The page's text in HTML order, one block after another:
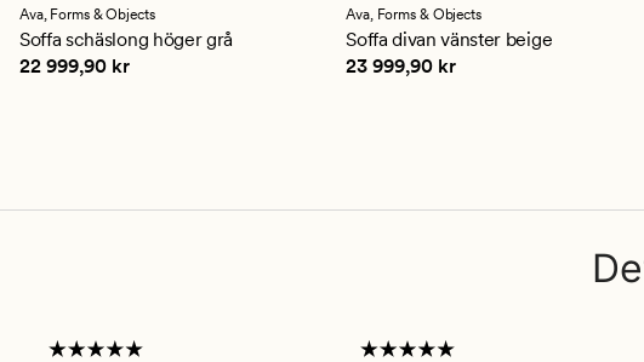
Ava, Forms & Objects
Soffa schäslong höger grå
Pris 22 999,90 kr
22 999,90 kr
Ava, Forms & Objects
Soffa divan vänster beige
Pris 23 999,90 kr
23 999,90 kr